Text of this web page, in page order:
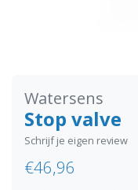
Watersens
Stop valve
Schrijf je eigen review
€46,96